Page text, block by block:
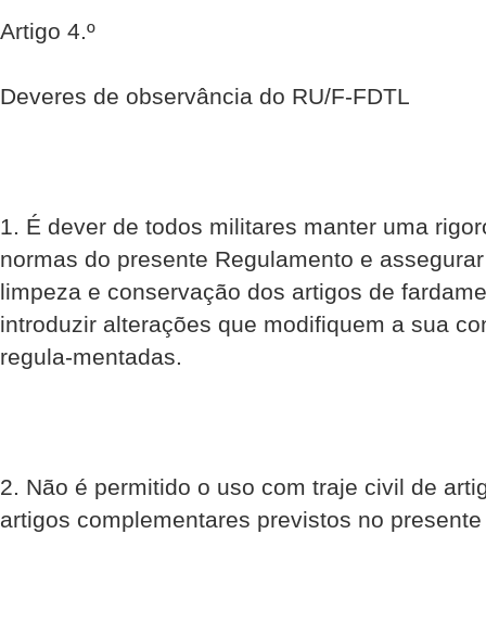
Artigo 4.º
Deveres de observância do RU/F-FDTL
1. É dever de todos militares manter uma
normas do presente Regulamento e
limpeza e conservação dos artigos de
introduzir alterações que modifiquem a sua
regula-mentadas.
2. Não é permitido o uso com traje civil de
artigos complementares previstos no presente